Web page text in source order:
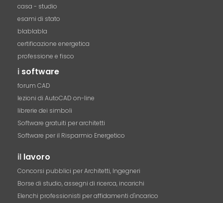
casa - studio
esami di stato
blablabla
certificazione energetica
professione e fisco
i software
forum CAD
lezioni di AutoCAD on-line
librerie dei simboli
Software gratuiti per architetti
Software per il Risparmio Energetico
il lavoro
Concorsi pubblici per Architetti, Ingegneri
Borse di studio, assegni di ricerca, incarichi
Elenchi professionisti per affidamenti d'incarico